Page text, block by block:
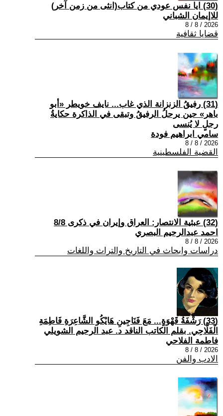
(30) ايا نفس عودي من كتاب(انثى من زمن آخر)
للاإيمان الشباني
2026 / 8 / 8
قضايا ثقافية
(31) رفيقُ الزنزانة الذي غاب... نايف خويطر «أبو
باهر» حين يرحلُ الرفيقُ وتبقى في الذاكرة حكايةُ
رجلٍ لا يُنسى
سامي ابراهيم فودة
2026 / 8 / 8
القضية الفلسطينية
(32) عبثية الانتصار: العراق وإيران في ذكرى 8/8
احمد عبدالرحيم البصري
2026 / 8 / 8
دراسات وابحاث في التاريخ والتراث واللغات
(33) رَشْفَةُ قَهْوَةٍ... مَعَ فَنَاجِينِ هَايْكُو الشَّاعِرَةِ فَاطِمَةِ
الْفَلَّاحِي. بقلم الكاتب الناقد د. عبد الرحيم الشويلي
فاطمة الفلاحي
2026 / 8 / 8
الادب والفن